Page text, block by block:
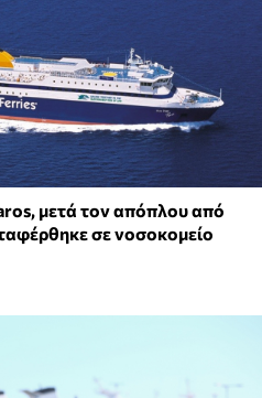
μετά τον απόπλου από
σε νοσοκομείο